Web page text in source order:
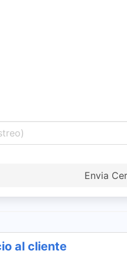
Envia
al cliente